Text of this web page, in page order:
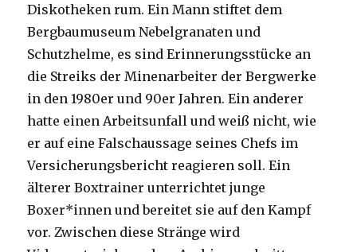
Diskotheken rum. Ein Mann stiftet dem
Bergbaumuseum Nebelgranaten und
Schutzhelme, es sind Erinnerungsstücke an
die Streiks der Minenarbeiter der Bergwerke
in den 1980er und 90er Jahren. Ein anderer
hatte einen Arbeitsunfall und weiß nicht, wie
er auf eine Falschaussage seines Chefs im
Versicherungsbericht reagieren soll. Ein
älterer Boxtrainer unterrichtet junge
Boxer*innen und bereitet sie auf den Kampf
vor. Zwischen diese Stränge wird